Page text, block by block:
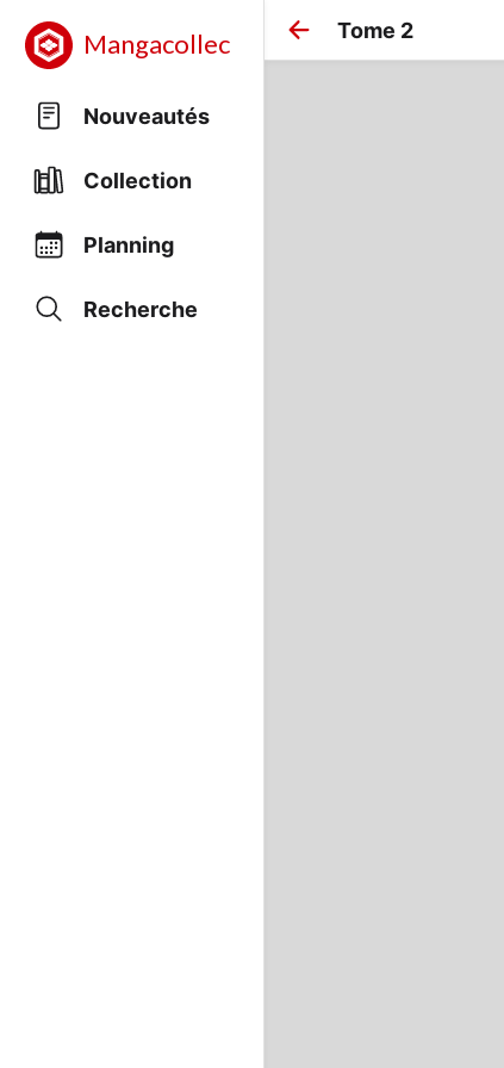
Mangacollec
Nouveautés
Collection
Planning
Recherche
Tome 2